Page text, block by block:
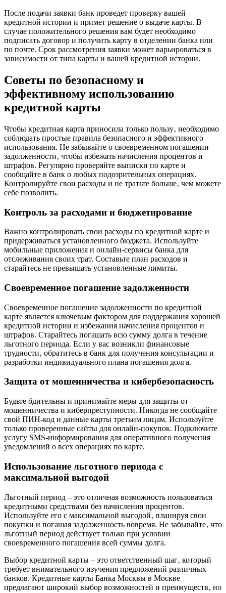
После подачи заявки банк проведет проверку вашей
кредитной истории и примет решение о выдаче карты. В
случае положительного решения вам будет необходимо
подписать договор и получить карту в отделении банка или
по почте. Срок рассмотрения заявки может варьироваться в
зависимости от типа карты и вашей кредитной истории.
Советы по безопасному и
эффективному использованию
кредитной карты
Чтобы кредитная карта приносила только пользу‚ необходимо
соблюдать простые правила безопасного и эффективного
использования. Не забывайте о своевременном погашении
задолженности‚ чтобы избежать начисления процентов и
штрафов. Регулярно проверяйте выписки по карте и
сообщайте в банк о любых подозрительных операциях.
Контролируйте свои расходы и не тратьте больше‚ чем можете
себе позволить.
Контроль за расходами и бюджетирование
Важно контролировать свои расходы по кредитной карте и
придерживаться установленного бюджета. Используйте
мобильные приложения и онлайн-сервисы банка для
отслеживания своих трат. Составьте план расходов и
старайтесь не превышать установленные лимиты.
Своевременное погашение задолженности
Своевременное погашение задолженности по кредитной
карте является ключевым фактором для поддержания хорошей
кредитной истории и избежания начисления процентов и
штрафов. Старайтесь погашать всю сумму долга в течение
льготного периода. Если у вас возникли финансовые
трудности‚ обратитесь в банк для получения консультации и
разработки индивидуального плана погашения долга.
Защита от мошенничества и кибербезопасность
Будьте бдительны и принимайте меры для защиты от
мошенничества и киберпреступности. Никогда не сообщайте
свой ПИН-код и данные карты третьим лицам. Используйте
только проверенные сайты для онлайн-покупок. Подключите
услугу SMS-информирования для оперативного получения
уведомлений о всех операциях по карте.
Использование льготного периода с
максимальной выгодой
Льготный период – это отличная возможность пользоваться
кредитными средствами без начисления процентов.
Используйте его с максимальной выгодой‚ планируя свои
покупки и погашая задолженность вовремя. Не забывайте‚ что
льготный период действует только при условии
своевременного погашения всей суммы долга.
Выбор кредитной карты – это ответственный шаг‚ который
требует внимательного изучения предложений различных
банков. Кредитные карты Банка Москвы в Москве
предлагают широкий выбор возможностей и преимуществ‚ но